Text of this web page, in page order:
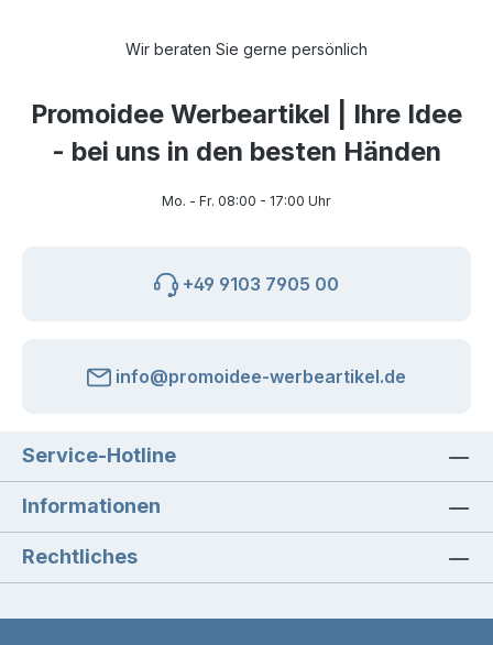
Wir beraten Sie gerne persönlich
Promoidee Werbeartikel | Ihre Idee
- bei uns in den besten Händen
Mo. - Fr. 08:00 - 17:00 Uhr
+49 9103 7905 00
info@promoidee-werbeartikel.de
Service-Hotline
Informationen
Rechtliches